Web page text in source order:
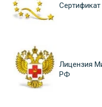
Сертификат
Лицензия
РФ